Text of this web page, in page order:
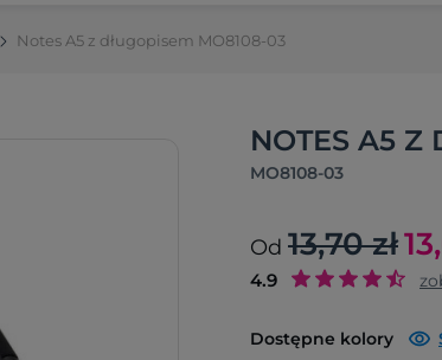
Notes A5 z długopisem MO8108-03
NOTES A5 Z
MO8108-03
Od 13,70 zł
4.9
Dostępne kolory